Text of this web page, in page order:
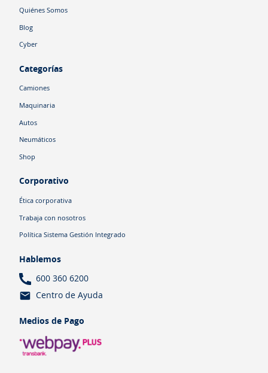
Quiénes Somos
Blog
Cyber
Categorías
Camiones
Maquinaria
Autos
Neumáticos
Shop
Corporativo
Ética corporativa
Trabaja con nosotros
Política Sistema Gestión Integrado
Hablemos
600 360 6200
Centro de Ayuda
Medios de Pago